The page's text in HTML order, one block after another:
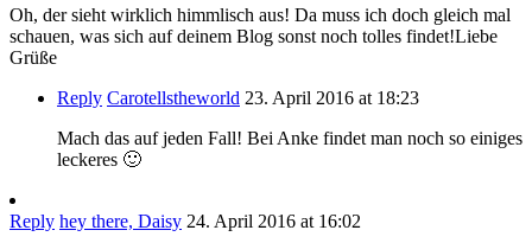
Oh, der sieht wirklich himmlisch aus! Da muss ich doch gleich mal
schauen, was sich auf deinem Blog sonst noch tolles findet!Liebe
Grüße
Reply Carotellstheworld 23. April 2016 at 18:23
Mach das auf jeden Fall! Bei Anke findet man noch so einiges
leckeres 🙂
Reply hey there, Daisy 24. April 2016 at 16:02